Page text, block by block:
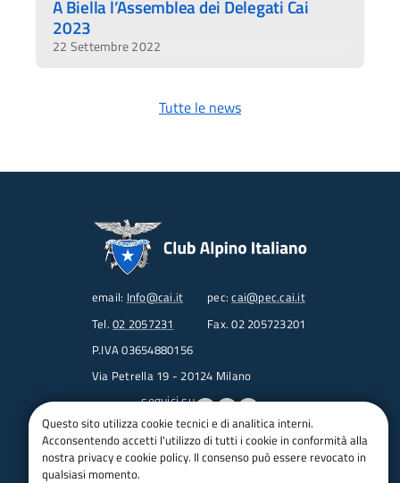
A Biella l’Assemblea dei Delegati Cai
2023
22 Settembre 2022
Tutte le news
email: Info@cai.it pec:cai@pec.cai.it
Tel. 02 2057231
Fax. 02 205723201
P.IVA 03654880156
Via Petrella 19 - 20124 Milano
seguici su
Trasparenza
Amministrazione trasparente
Questo sito utilizza cookie tecnici e di analitica interni.
Acconsentendo accetti l'utilizzo di tutti i cookie in conformità alla
nostra privacy e cookie policy. Il consenso può essere revocato in
qualsiasi momento.